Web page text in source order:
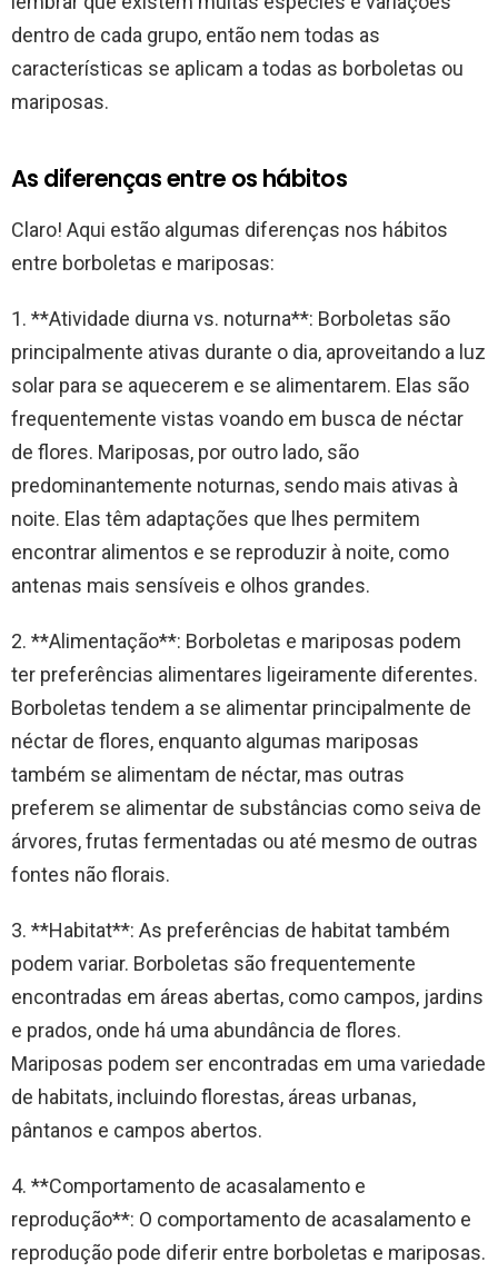
dentro de cada grupo, então nem todas as
características se aplicam a todas as borboletas ou
mariposas.
As diferenças entre os hábitos
Claro! Aqui estão algumas diferenças nos hábitos
entre borboletas e mariposas:
1. **Atividade diurna vs. noturna**: Borboletas são
principalmente ativas durante o dia, aproveitando a luz
solar para se aquecerem e se alimentarem. Elas são
frequentemente vistas voando em busca de néctar
de flores. Mariposas, por outro lado, são
predominantemente noturnas, sendo mais ativas à
noite. Elas têm adaptações que lhes permitem
encontrar alimentos e se reproduzir à noite, como
antenas mais sensíveis e olhos grandes.
2. **Alimentação**: Borboletas e mariposas podem
ter preferências alimentares ligeiramente diferentes.
Borboletas tendem a se alimentar principalmente de
néctar de flores, enquanto algumas mariposas
também se alimentam de néctar, mas outras
preferem se alimentar de substâncias como seiva de
árvores, frutas fermentadas ou até mesmo de outras
fontes não florais.
3. **Habitat**: As preferências de habitat também
podem variar. Borboletas são frequentemente
encontradas em áreas abertas, como campos, jardins
e prados, onde há uma abundância de flores.
Mariposas podem ser encontradas em uma variedade
de habitats, incluindo florestas, áreas urbanas,
pântanos e campos abertos.
4. **Comportamento de acasalamento e
reprodução**: O comportamento de acasalamento e
reprodução pode diferir entre borboletas e mariposas.